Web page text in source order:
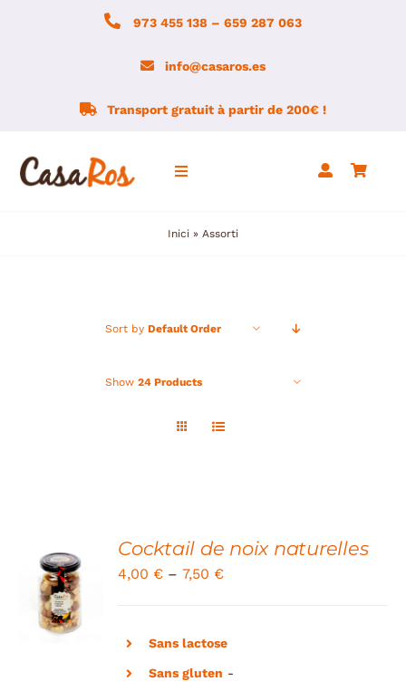
973 455 138 – 659 287 063
info@casaros.es
Transport gratuit à partir de 200€ !
Toggle
Accueil
Montsec
Inici » Assorti
Sort by Default Order
Show 24 Products
SELECT
OPTIONS
/
DETAILS
Cocktail de noix naturelles
4,00 € –7,50 €
Sans lactose
Sans gluten -